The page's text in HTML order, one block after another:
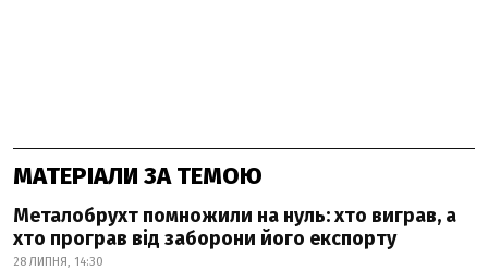
МАТЕРІАЛИ ЗА ТЕМОЮ
Металобрухт помножили на нуль: хто виграв, а
хто програв від заборони його експорту
28 ЛИПНЯ, 14:30